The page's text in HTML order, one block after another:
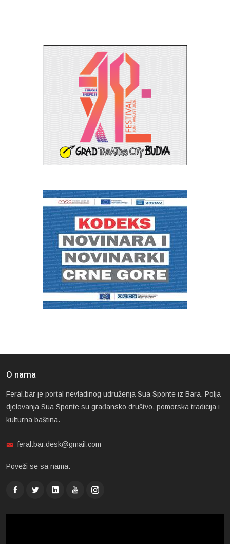
O nama
Feral.bar je portal nevladinog udruženja Sua Sponte iz Bara. Polja
djelovanja Sua Sponte su građansko društvo, pomorska tradicija i
kulturna baština.
feral.bar.desk@gmail.com
Poveži se sa nama: